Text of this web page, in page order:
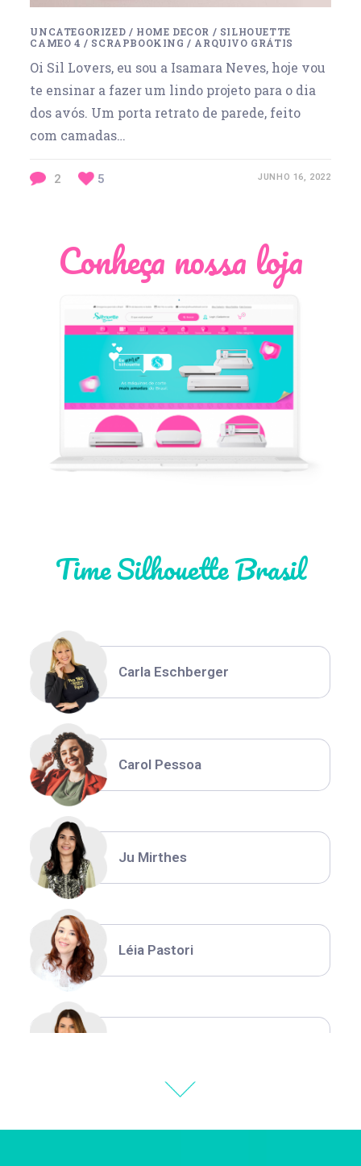
UNCATEGORIZED / HOME DECOR / SILHOUETTE
CAMEO 4 / SCRAPBOOKING / ARQUIVO GRÁTIS
Oi Sil Lovers, eu sou a Isamara Neves, hoje vou
te ensinar a fazer um lindo projeto para o dia
dos avós. Um porta retrato de parede, feito
com camadas…
2 5 JUNHO 16, 2022
Conheça nossa loja
Time Silhouette Brasil
Léia Pastori
Thiara Ney
Carla Eschberger
Carol Pessoa
Ju Mirthes
Léia Pastori
Thiara Ney